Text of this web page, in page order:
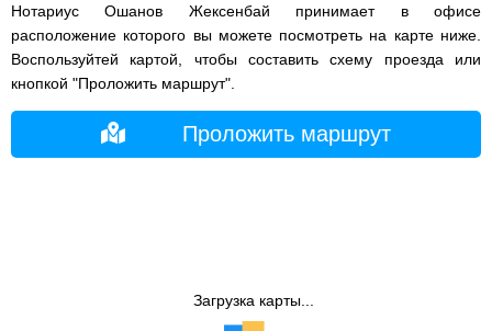
Нотариус Ошанов Жексенбай принимает в офисе
расположение которого вы можете посмотреть на карте ниже.
Воспользуйтей картой, чтобы составить схему проезда или
кнопкой "Проложить маршрут".
Проложить маршрут
Загрузка карты...